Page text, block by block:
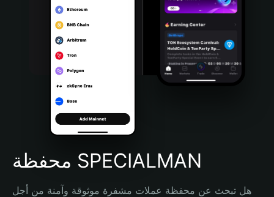
Português (Portugal)
Bahasa Indonesia
Português (Brasil)
Español (Argentina)
محفظة SPECIALMAN
هل تبحث عن محفظة عملات مشفرة موثوقة وآمنة من أجل